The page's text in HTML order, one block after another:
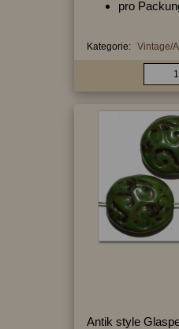
pro
Kategorie: Vintage/
Antik style